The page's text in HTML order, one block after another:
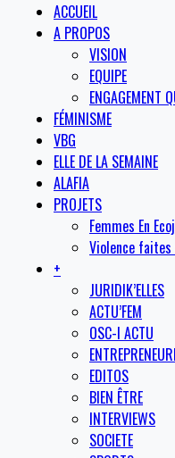
ACCUEIL
A PROPOS
VISION
EQUIPE
ENGAGEMENT
FÉMINISME
VBG
ELLE DE LA SEMAINE
ALAFIA
PROJETS
Femmes En
Violence faites
+
JURIDIK’ELLES
ACTU’FEM
OSC-I ACTU
EDITOS
BIEN ÊTRE
INTERVIEWS
SOCIETE